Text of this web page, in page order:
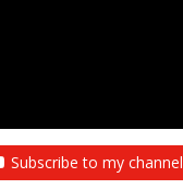
Subscribe to my channel